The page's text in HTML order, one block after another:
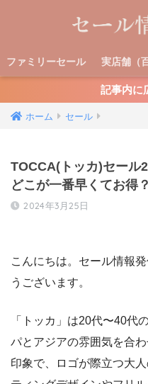
ファミリーセール 実店舗（
記事内に
ホーム セール
TOCCA(トッカ)セール
どこが一番早くてお得？
2024年3月25日
こんにちは。セール情報
うございます。
「トッカ」は20代〜40代
パとアジアの雰囲気を合
印象で、ロゴが際立つ大